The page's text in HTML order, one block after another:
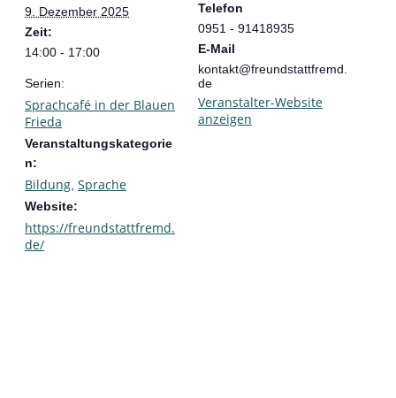
9. Dezember 2025
Zeit:
14:00 - 17:00
Serien:
Sprachcafé in der Blauen
Frieda
Veranstaltungskategorie
n:
Bildung Sprache
Website:
https://freundstattfremd.
de/
Telefon
0951 - 91418935
E-Mail
kontakt@freundstattfremd.
de
Veranstalter-Website
anzeigen